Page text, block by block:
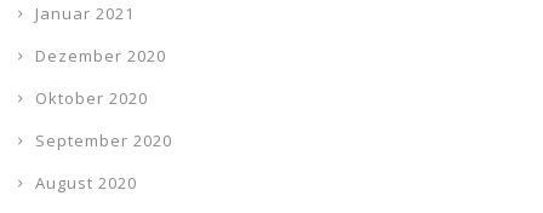
Januar 2021
Dezember 2020
Oktober 2020
September 2020
August 2020